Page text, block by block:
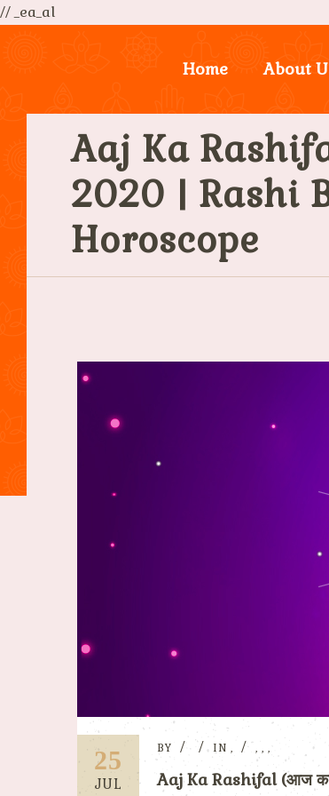
// _ea_al
Home About
Aaj Ka
2020 | Rashi
Horoscope
25
JUL
BY IN , , , ,
Aaj Ka Rashifal (आज